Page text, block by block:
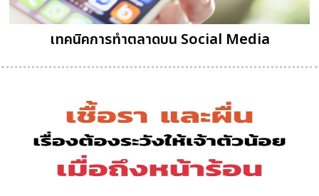
เทคนิคการทำตลาดบน Social Media